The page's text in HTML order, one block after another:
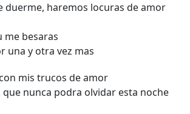
duerme, haremos locuras de amor
me besaras
una y otra vez mas
mis trucos de amor
que nunca podra olvidar esta noche